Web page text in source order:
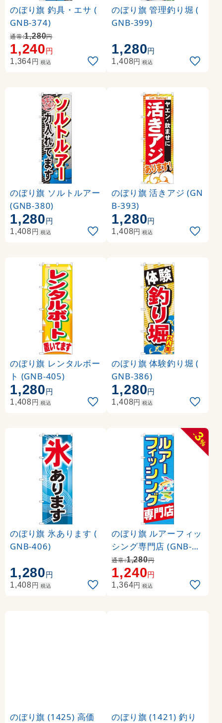
のぼり旗 釣具・エサ (
GNB-374)
通常:1,280円
1,240円
1,364円 税込
のぼり旗 管理釣り堀 (
GNB-399)
1,280円
1,408円 税込
のぼり旗 ソルトルアー
(GNB-380)
1,280円
1,408円 税込
のぼり旗 活きアジ (GN
B-393)
1,280円
1,408円 税込
のぼり旗 レンタルボー
ト (GNB-405)
1,280円
1,408円 税込
のぼり旗 体験釣り堀 (
GNB-386)
1,280円
1,408円 税込
のぼり旗 氷あります (
GNB-406)
1,280円
1,408円 税込
-
3
%
のぼり旗 ルアーフィッ
シング専門店 (GNB-24
98)
通常:1,280円
1,240円
1,364円 税込
のぼり旗 (1425) 高価
のぼり旗 (1421) 釣り